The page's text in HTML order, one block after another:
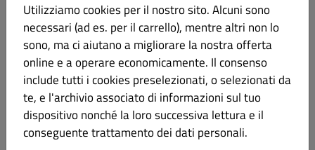
guanciale, olio evo, uovo, pecorino
Tonnarelli cacio e pepe € 10.50
pecorino, pepe
Utilizziamo cookies per il nostro sito. Alcuni sono
necessari (ad es. per il carrello), mentre altri non lo
sono, ma ci aiutano a migliorare la nostra offerta
online e a operare economicamente. Il consenso
include tutti i cookies preselezionati, o selezionati da
te, e l'archivio associato di informazioni sul tuo
dispositivo nonché la loro successiva lettura e il
conseguente trattamento dei dati personali.